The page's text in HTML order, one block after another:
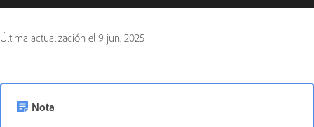
Última actualización el 9 jun. 2025
Nota